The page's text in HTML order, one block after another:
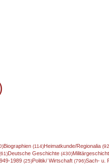
Biographien (114)Heimatkunde/Regionalia
Deutsche Geschichte (430)
1989 (25)Politik/ Wirtschaft (796)Sach- u.